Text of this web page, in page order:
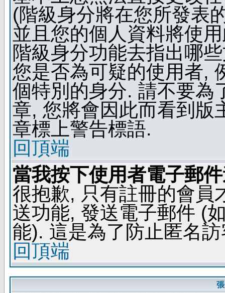
(階級身分將在您所發表
並且您的個人資料將使
階級身分功能去指出哪
您是否為可疑的使用者,
個特別的身分. 請不要為
章, 您將會因此而看到版
章標上警告標語.
回頂端
當我按下使用者電子郵
很抱歉, 只有註冊的會員
送功能, 發送電子郵件 (
能). 這是為了防止匿名
回頂端